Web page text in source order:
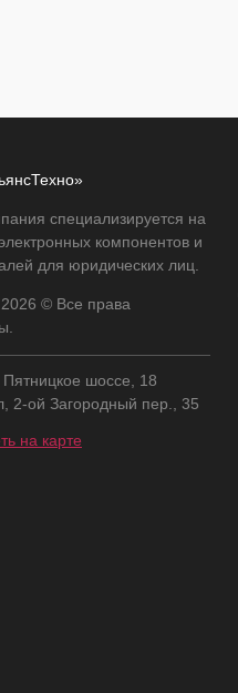
специализируется на
компонентов и
для юридических лиц.
© Все права
Пятницкое шоссе, 18
2-ой Загородный пер., 35
на карте